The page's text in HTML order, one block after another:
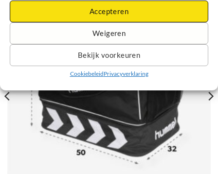
Accepteren
Weigeren
Bekijk voorkeuren
CookiebeleidPrivacyverklaring
kan
gekozen
worden